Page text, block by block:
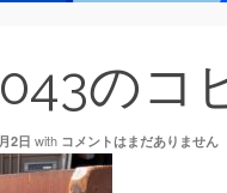
のコ
2日 with コメントはまだありません